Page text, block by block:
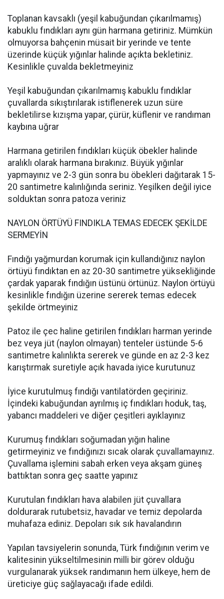
Toplanan kavsaklı (yeşil kabuğundan çıkarılmamış)
kabuklu fındıkları aynı gün harmana getiriniz. Mümkün
olmuyorsa bahçenin müsait bir yerinde ve tente
üzerinde küçük yığınlar halinde açıkta bekletiniz.
Kesinlikle çuvalda bekletmeyiniz
Yeşil kabuğundan çıkarılmamış kabuklu fındıklar
çuvallarda sıkıştırılarak istiflenerek uzun süre
bekletilirse kızışma yapar, çürür, küflenir ve randıman
kaybına uğrar
Harmana getirilen fındıkları küçük öbekler halinde
aralıklı olarak harmana bırakınız. Büyük yığınlar
yapmayınız ve 2-3 gün sonra bu öbekleri dağıtarak 15-
20 santimetre kalınlığında seriniz. Yeşilken değil iyice
solduktan sonra patoza veriniz
NAYLON ÖRTÜYÜ FINDIKLA TEMAS EDECEK ŞEKİLDE
SERMEYİN
Fındığı yağmurdan korumak için kullandığınız naylon
örtüyü fındıktan en az 20-30 santimetre yüksekliğinde
çardak yaparak fındığın üstünü örtünüz. Naylon örtüyü
kesinlikle fındığın üzerine sererek temas edecek
şekilde örtmeyiniz
Patoz ile çec haline getirilen fındıkları harman yerinde
bez veya jüt (naylon olmayan) tenteler üstünde 5-6
santimetre kalınlıkta sererek ve günde en az 2-3 kez
karıştırmak suretiyle açık havada iyice kurutunuz
İyice kurutulmuş fındığı vantilatörden geçiriniz.
İçindeki kabuğundan ayrılmış iç fındıkları hoduk, taş,
yabancı maddeleri ve diğer çeşitleri ayıklayınız
Kurumuş fındıkları soğumadan yığın haline
getirmeyiniz ve fındığınızı sıcak olarak çuvallamayınız.
Çuvallama işlemini sabah erken veya akşam güneş
battıktan sonra geç saatte yapınız
Kurutulan fındıkları hava alabilen jüt çuvallara
doldurarak rutubetsiz, havadar ve temiz depolarda
muhafaza ediniz. Depoları sık sık havalandırın
Yapılan tavsiyelerin sonunda, Türk fındığının verim ve
kalitesinin yükseltilmesinin milli bir görev olduğu
vurgulanarak yüksek randımanın hem ülkeye, hem de
üreticiye güç sağlayacağı ifade edildi.